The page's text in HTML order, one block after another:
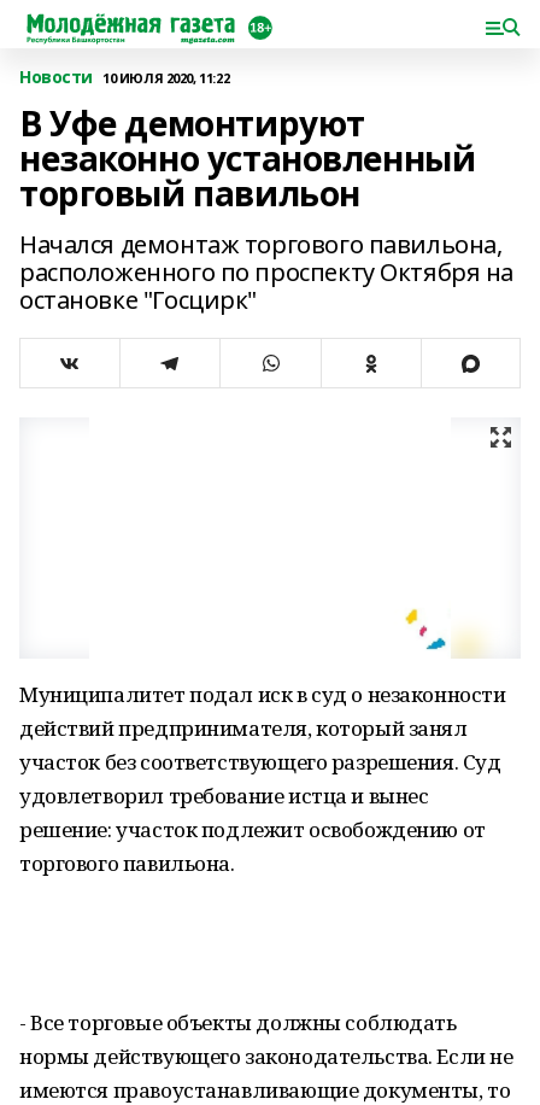
Новости 10 ИЮЛЯ 2020, 11:22
В Уфе демонтируют
незаконно установленный
торговый павильон
Начался демонтаж торгового павильона,
расположенного по проспекту Октября на
остановке "Госцирк"
Муниципалитет подал иск в суд о незаконности
действий предпринимателя, который занял
участок без соответствующего разрешения. Суд
удовлетворил требование истца и вынес
решение: участок подлежит освобождению от
торгового павильона.
- Все торговые объекты должны соблюдать
нормы действующего законодательства. Если не
имеются правоустанавливающие документы, то